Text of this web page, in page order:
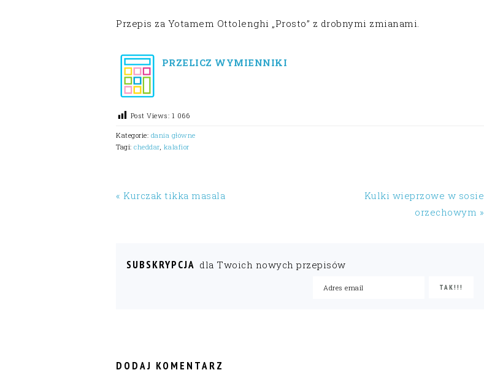
Przepis za Yotamem Ottolenghi „Prosto” z drobnymi zmianami.
PRZELICZ WYMIENNIKI
Post Views: 1 066
Kategorie: dania główne
Tagi: cheddar, kalafior
« Kurczak tikka masala
Kulki wieprzowe w sosie
orzechowym »
SUBSKRYPCJA dla Twoich nowych przepisów
DODAJ KOMENTARZ